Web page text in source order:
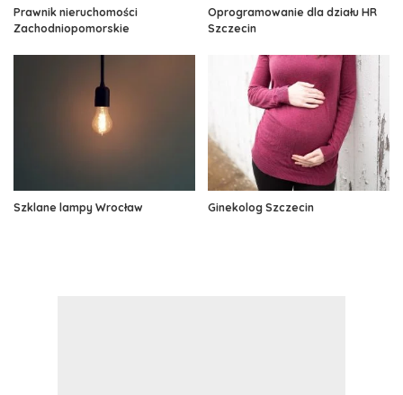
Prawnik nieruchomości
Zachodniopomorskie
Oprogramowanie dla działu HR
Szczecin
Szklane lampy Wrocław Ginekolog Szczecin